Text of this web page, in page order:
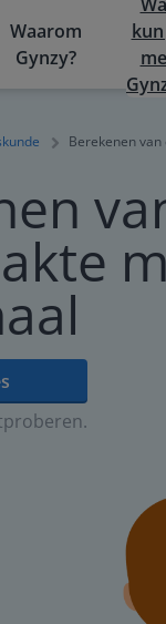
Waarom
Gynzy?
Berekenen